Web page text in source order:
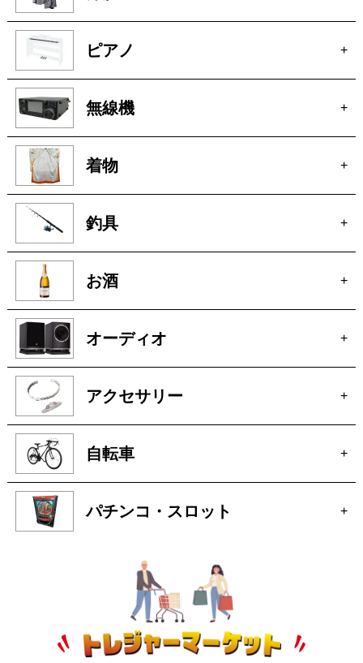
ピアノ +
無線機 +
着物 +
釣具 +
お酒 +
オーディオ +
アクセサリー +
自転車 +
パチンコ・スロット +